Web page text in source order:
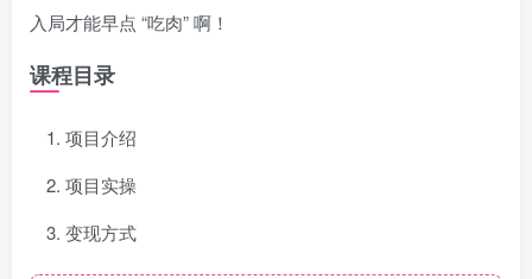
入局才能早点 “吃肉” 啊！
课程目录
项目介绍
项目实操
变现方式